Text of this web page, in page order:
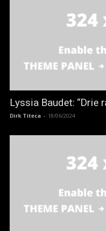
Lyssia Baudet: “Drie
Dirk Titeca - 18/06/2024